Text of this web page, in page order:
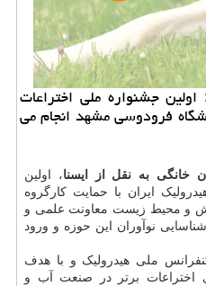
جشنواره ملی اختراعات
فرودوسی مشهد انجام می
خانگی به نقل از ایسنا، اولین
ایران با حمایت کارگروه
و محیط زیست معاونت علمی و
نوآوران این حوزه و ورود
ملی هیدرولیک و با هدف
اختراعات برتر در صنعت آب و